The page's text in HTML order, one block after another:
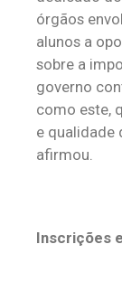
órgãos
alunos a
sobre a
governo
como este,
e qualidade
afirmou.
Inscrições